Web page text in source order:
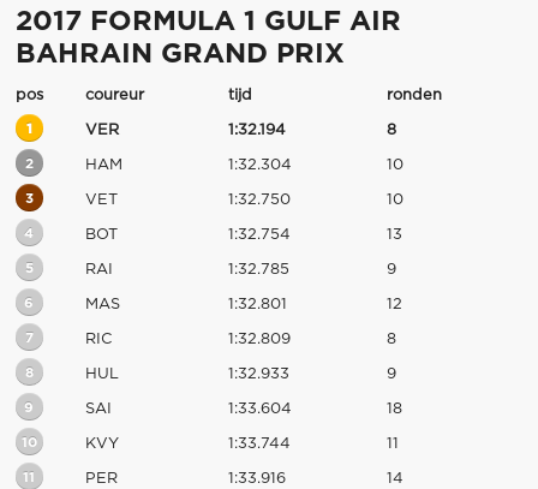
2017 FORMULA 1 GULF AIR
BAHRAIN GRAND PRIX
pos coureur tijd ronden
1 VER 1:32.194 8
2 HAM 1:32.304 10
3 VET 1:32.750 10
4 BOT 1:32.754 13
5 RAI 1:32.785 9
6 MAS 1:32.801 12
7 RIC 1:32.809 8
8 HUL 1:32.933 9
9 SAI 1:33.604 18
10 KVY 1:33.744 11
11 PER 1:33.916 14